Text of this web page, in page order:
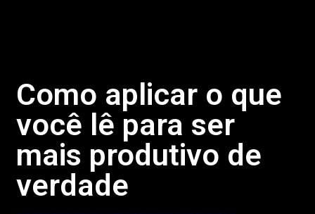
Como aplicar o que
você lê para ser
mais produtivo de
verdade